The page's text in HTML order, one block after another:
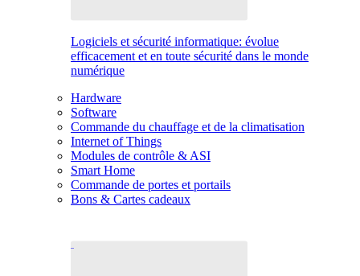
Logiciels et sécurité informatique: évolue
efficacement et en toute sécurité dans le monde
numérique
Hardware
Software
Commande du chauffage et de la climatisation
Internet of Things
Modules de contrôle & ASI
Smart Home
Commande de portes et portails
Bons & Cartes cadeaux